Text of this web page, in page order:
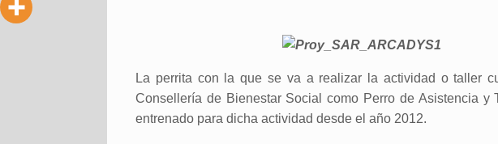
La perrita con la que se va a realizar la actividad o taller
Consellería de Bienestar Social como Perro de Asistencia y
entrenado para dicha actividad desde el año 2012.